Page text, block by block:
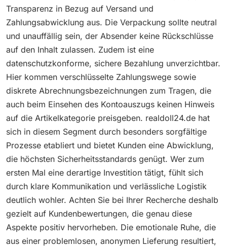
Transparenz in Bezug auf Versand und
Zahlungsabwicklung aus. Die Verpackung sollte neutral
und unauffällig sein, der Absender keine Rückschlüsse
auf den Inhalt zulassen. Zudem ist eine
datenschutzkonforme, sichere Bezahlung unverzichtbar.
Hier kommen verschlüsselte Zahlungswege sowie
diskrete Abrechnungsbezeichnungen zum Tragen, die
auch beim Einsehen des Kontoauszugs keinen Hinweis
auf die Artikelkategorie preisgeben. realdoll24.de hat
sich in diesem Segment durch besonders sorgfältige
Prozesse etabliert und bietet Kunden eine Abwicklung,
die höchsten Sicherheitsstandards genügt. Wer zum
ersten Mal eine derartige Investition tätigt, fühlt sich
durch klare Kommunikation und verlässliche Logistik
deutlich wohler. Achten Sie bei Ihrer Recherche deshalb
gezielt auf Kundenbewertungen, die genau diese
Aspekte positiv hervorheben. Die emotionale Ruhe, die
aus einer problemlosen, anonymen Lieferung resultiert,